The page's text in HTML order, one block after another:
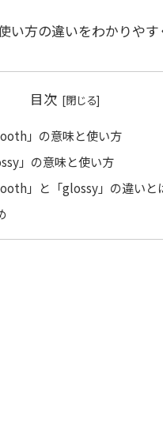
い方の違いをわかりやす
目次
」の意味と使い方
」の意味と使い方
」と「glossy」の違いと